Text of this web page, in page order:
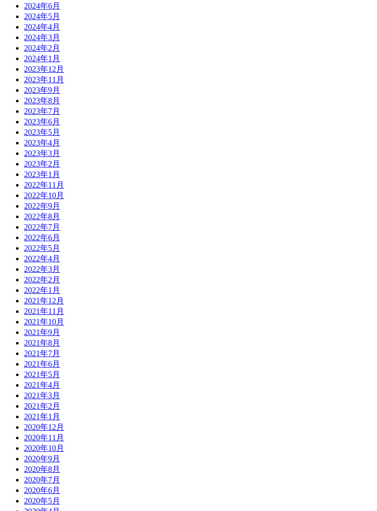
2024年6月
2024年5月
2024年4月
2024年3月
2024年2月
2024年1月
2023年12月
2023年11月
2023年9月
2023年8月
2023年7月
2023年6月
2023年5月
2023年4月
2023年3月
2023年2月
2023年1月
2022年11月
2022年10月
2022年9月
2022年8月
2022年7月
2022年6月
2022年5月
2022年4月
2022年3月
2022年2月
2022年1月
2021年12月
2021年11月
2021年10月
2021年9月
2021年8月
2021年7月
2021年6月
2021年5月
2021年4月
2021年3月
2021年2月
2021年1月
2020年12月
2020年11月
2020年10月
2020年9月
2020年8月
2020年7月
2020年6月
2020年5月